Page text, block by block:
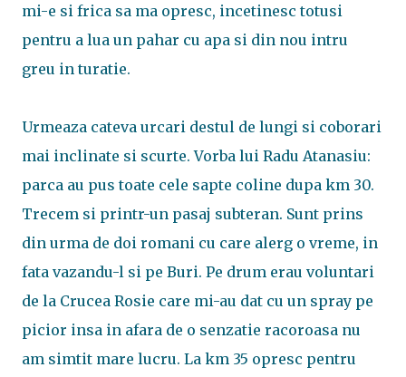
mi-e si frica sa ma opresc, incetinesc totusi
pentru a lua un pahar cu apa si din nou intru
greu in turatie.
Urmeaza cateva urcari destul de lungi si coborari
mai inclinate si scurte. Vorba lui Radu Atanasiu:
parca au pus toate cele sapte coline dupa km 30.
Trecem si printr-un pasaj subteran. Sunt prins
din urma de doi romani cu care alerg o vreme, in
fata vazandu-l si pe Buri. Pe drum erau voluntari
de la Crucea Rosie care mi-au dat cu un spray pe
picior insa in afara de o senzatie racoroasa nu
am simtit mare lucru. La km 35 opresc pentru